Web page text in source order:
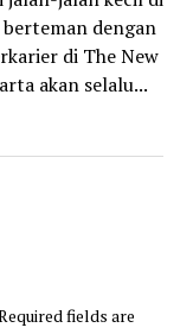
dengan
di The New
akan selalu...
fields are